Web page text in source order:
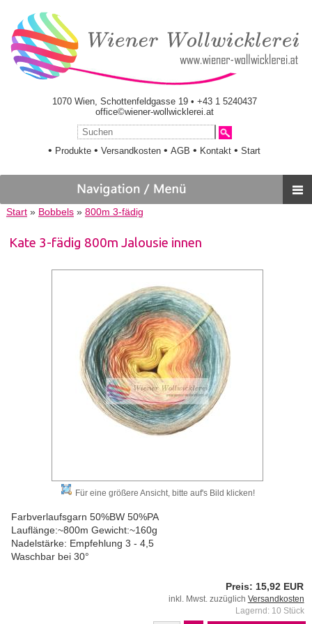
1070 Wien, Schottenfeldgasse 19 • +43 1 5240437
office©wiener-wollwicklerei.at
• Produkte •Versandkosten •AGB • Kontakt •Start
Start» Bobbels» 800m 3-fädig
Kate 3-fädig 800m Jalousie innen
Für eine größere Ansicht, bitte auf's Bild klicken!
Farbverlaufsgarn 50%BW 50%PA
Lauflänge:~800m Gewicht:~160g
Nadelstärke: Empfehlung 3 - 4,5
Waschbar bei 30°
Preis: 15,92 EUR
inkl. Mwst. zuzüglich Versandkosten
Lagernd: 10 Stück